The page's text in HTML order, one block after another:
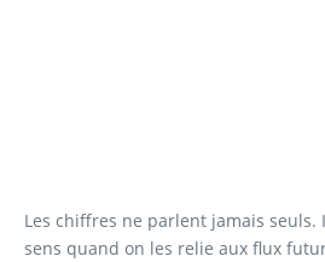
Les chiffres ne parlent jamais
sens quand on les relie aux flux